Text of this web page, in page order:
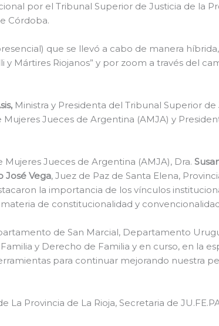
por el Tribunal Superior de Justicia de la
Córdoba.
que se llevó a cabo de manera
Mártires Riojanos” y por zoom a través del
Ministra y Presidenta del Tribunal Superior de
Jueces de Argentina (AMJA) y
Jueces de Argentina (AMJA), Dra.
José Vega, Juez de Paz de Santa Elena,
la importancia de los vínculos
de constitucionalidad y
de San Marcial, Departamento
y Derecho de Familia y en curso, en la
para continuar mejorando nuestra
La Provincia de La Rioja, Secretaria de